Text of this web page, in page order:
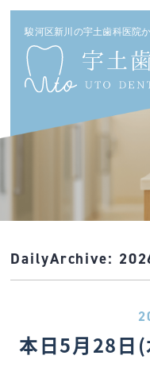
駿河区新川の宇土歯科医院
DailyArchive:
本日5月28日(